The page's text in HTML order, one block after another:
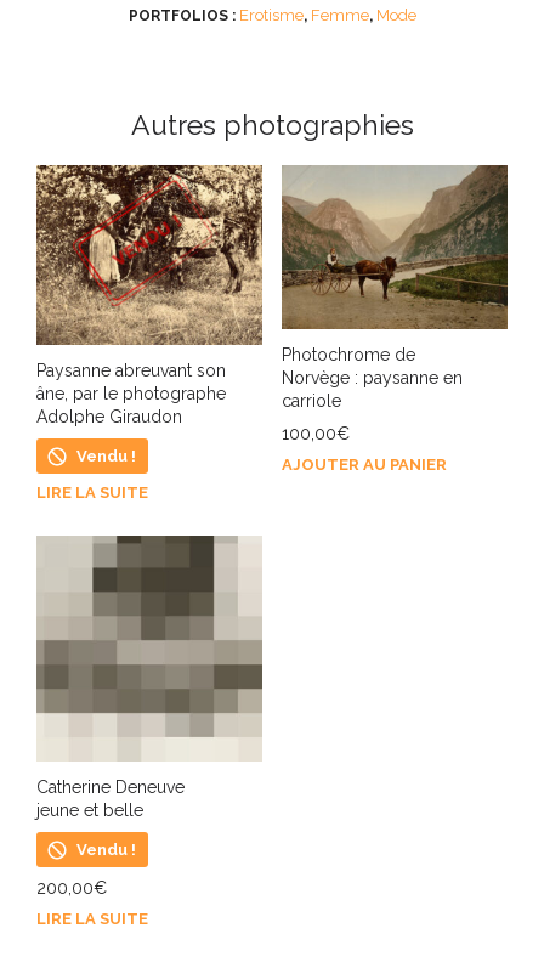
PORTFOLIOS : Erotisme, Femme, Mode
Autres photographies
Paysanne abreuvant son
âne, par le photographe
Adolphe Giraudon
Vendu !
LIRE LA SUITE
Photochrome de
Norvège : paysanne en
carriole
100,00€
AJOUTER AU PANIER
Catherine Deneuve
jeune et belle
Vendu !
200,00€
LIRE LA SUITE